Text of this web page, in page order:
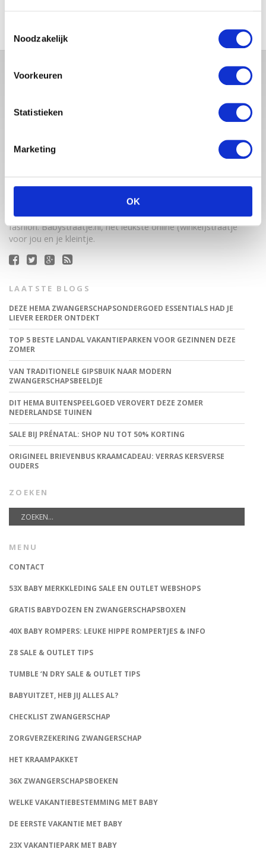
Noodzakelijk
Voorkeuren
Statistieken
Marketing
OK
Babystraatje.nl is een uniek platform voor aanstaande en
jonge moeders. Een online ontmoetingsplek vol
inspirerende blogs en handige artikelen op het gebied van
zwangerschap, moederschap, babyproducten, lifestyle en
fashion. Babystraatje.nl, het leukste online (winkel)straatje
voor jou en je kleintje.
LAATSTE BLOGS
DEZE HEMA ZWANGERSCHAPSONDERGOED ESSENTIALS HAD JE
LIEVER EERDER ONTDEKT
TOP 5 BESTE LANDAL VAKANTIEPARKEN VOOR GEZINNEN DEZE
ZOMER
VAN TRADITIONELE GIPSBUIK NAAR MODERN
ZWANGERSCHAPSBEELDJE
DIT HEMA BUITENSPEELGOED VEROVERT DEZE ZOMER
NEDERLANDSE TUINEN
SALE BIJ PRÉNATAL: SHOP NU TOT 50% KORTING
ORIGINEEL BRIEVENBUS KRAAMCADEAU: VERRAS KERSVERSE
OUDERS
ZOEKEN
MENU
CONTACT
53X BABY MERKKLEDING SALE EN OUTLET WEBSHOPS
GRATIS BABYDOZEN EN ZWANGERSCHAPSBOXEN
40X BABY ROMPERS: LEUKE HIPPE ROMPERTJES & INFO
Z8 SALE & OUTLET TIPS
TUMBLE ‘N DRY SALE & OUTLET TIPS
BABYUITZET, HEB JIJ ALLES AL?
CHECKLIST ZWANGERSCHAP
ZORGVERZEKERING ZWANGERSCHAP
HET KRAAMPAKKET
36X ZWANGERSCHAPSBOEKEN
WELKE VAKANTIEBESTEMMING MET BABY
DE EERSTE VAKANTIE MET BABY
23X VAKANTIEPARK MET BABY